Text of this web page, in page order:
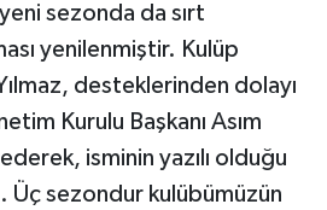
sezonda da sırt
yenilenmiştir. Kulüp
desteklerinden dolayı
Kurulu Başkanı Asım
isminin yazılı olduğu
Üç sezondur kulübümüzün